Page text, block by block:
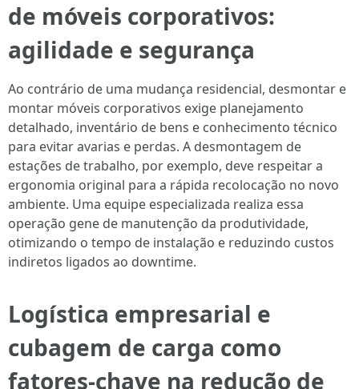
de móveis corporativos:
agilidade e segurança
Ao contrário de uma mudança residencial, desmontar e
montar móveis corporativos exige planejamento
detalhado, inventário de bens e conhecimento técnico
para evitar avarias e perdas. A desmontagem de
estações de trabalho, por exemplo, deve respeitar a
ergonomia original para a rápida recolocação no novo
ambiente. Uma equipe especializada realiza essa
operação gene de manutenção da produtividade,
otimizando o tempo de instalação e reduzindo custos
indiretos ligados ao downtime.
Logística empresarial e
cubagem de carga como
fatores-chave na redução de